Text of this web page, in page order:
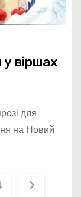
віршах
для
на Новий